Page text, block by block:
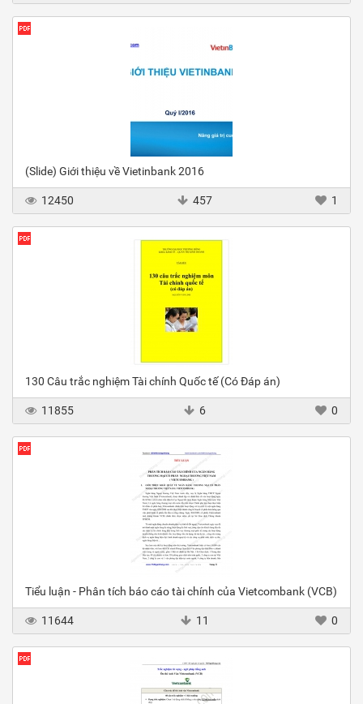
(Slide) Giới thiệu về Vietinbank 2016
12450 457 1
130 Câu trắc nghiệm Tài chính Quốc tế (Có Đáp án)
11855 6 0
Tiểu luận - Phân tích báo cáo tài chính của Vietcombank (VCB)
11644 11 0